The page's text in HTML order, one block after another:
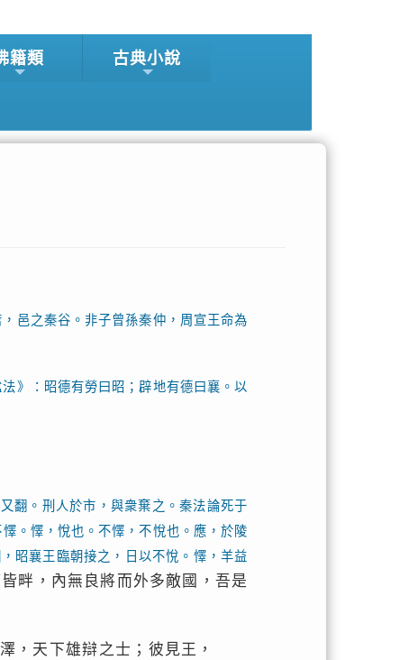
籍類 古典小說
邑之秦谷。非子曾孫秦仲，周宣王命為
》：昭德有勞曰昭；辟地有德曰襄。以
翻。刑人於市，與衆棄之。秦法論死于
。懌，悅也。不懌，不悅也。應，於陵
昭襄王臨朝接之，日以不悅。懌，羊益
畔，內無良將而外多敵國，吾是
，天下雄辯之士；彼見王，